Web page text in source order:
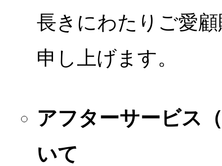
長きにわたりご愛
申し上げます。
アフターサービス
いて